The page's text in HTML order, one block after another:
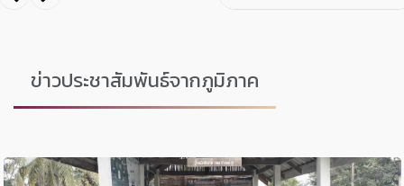
ข่าวประชาสัมพันธ์จากภูมิภาค